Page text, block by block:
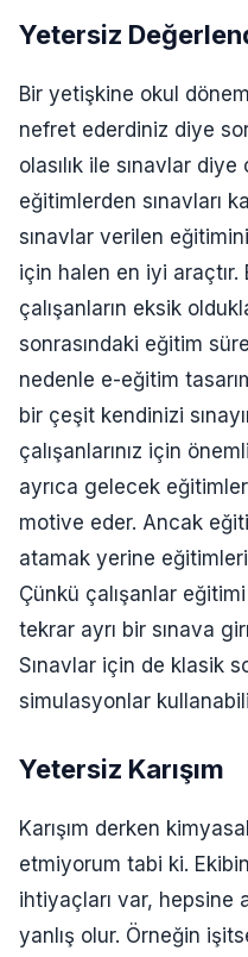
Yetersiz
Bir yetişkine okul
nefret ederdiniz diye
olasılık ile sınavlar
eğitimlerden sınavları
sınavlar verilen
için halen en iyi araçtır.
çalışanların eksik
sonrasındaki eğitim
nedenle e-eğitim
bir çeşit kendinizi
çalışanlarınız için
ayrıca gelecek
motive eder. Ancak
atamak yerine
Çünkü çalışanlar
tekrar ayrı bir sınava
Sınavlar için de klasik
simulasyonlar
Yetersiz Karışım
Karışım derken
etmiyorum tabi ki.
ihtiyaçları var, hepsine
yanlış olur. Örneğin